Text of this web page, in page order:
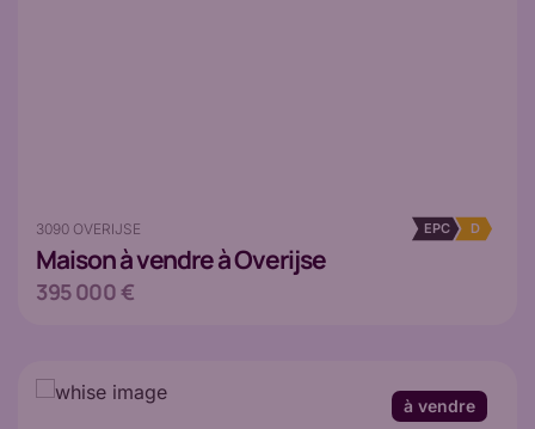
3090 OVERIJSE
Maisonà vendre à Overijse
EPC D
395 000 €
à vendre